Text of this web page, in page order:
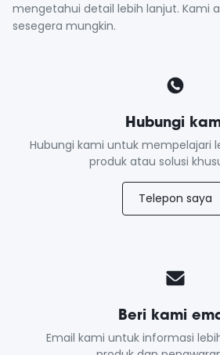
mengetahui detail lebih lanjut. Kami
sesegera mungkin.
Hubungi
Hubungi kami untuk mempelajari
produk atau solusi
Telepon saya
Beri kami
Email kami untuk informasi